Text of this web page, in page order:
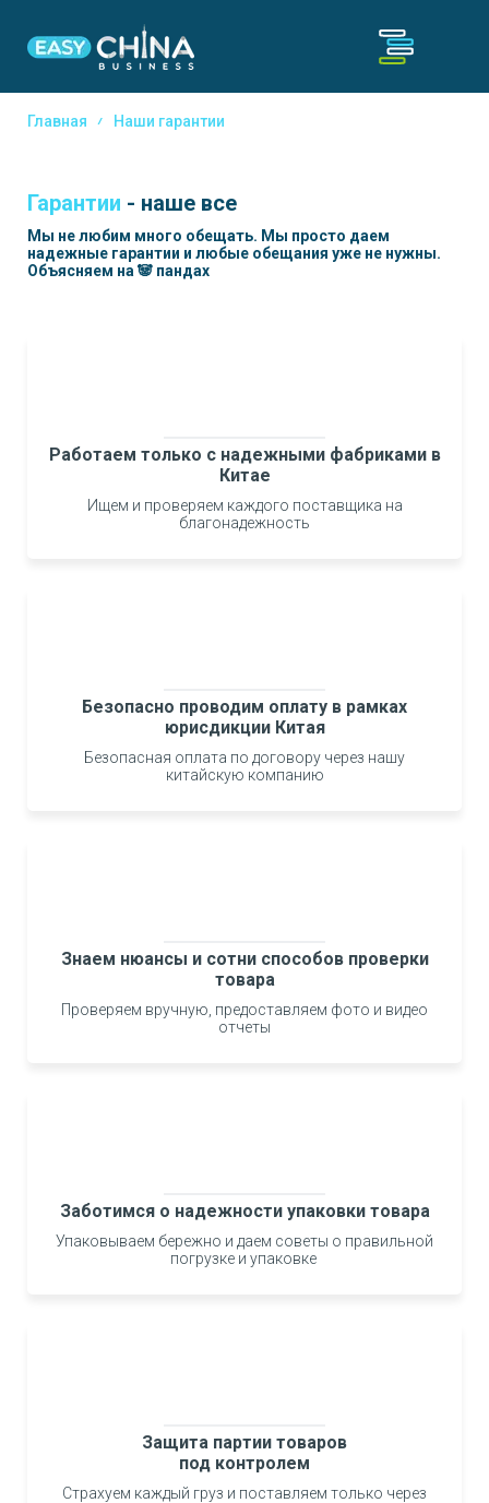
Главная Наши гарантии
Гарантии - наше все
Мы не любим много обещать. Мы просто даем
надежные гарантии и любые обещания уже не нужны.
Объясняем на 🐼 пандах
Работаем только с надежными фабриками в
Китае
Ищем и проверяем каждого поставщика на
благонадежность
Безопасно проводим оплату в рамках
юрисдикции Китая
Безопасная оплата по договору через нашу
китайскую компанию
Знаем нюансы и сотни способов проверки
товара
Проверяем вручную, предоставляем фото и видео
отчеты
Заботимся о надежности упаковки товара
Упаковываем бережно и даем советы о правильной
погрузке и упаковке
Защита партии товаров
под контролем
Страхуем каждый груз и поставляем только через